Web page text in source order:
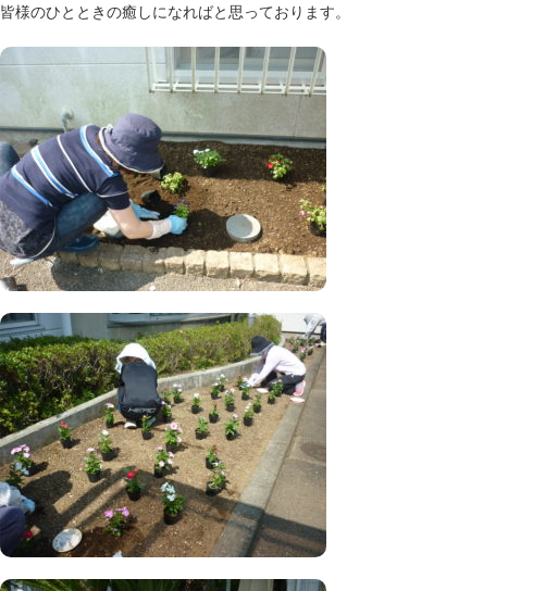
皆様のひとときの癒しになればと思っております。